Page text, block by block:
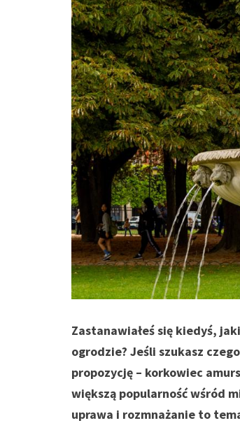
Zastanawiałeś się kiedyś,
ogrodzie? Jeśli szukasz
propozycję – korkowiec
większą popularność wśród
uprawa i rozmnażanie to